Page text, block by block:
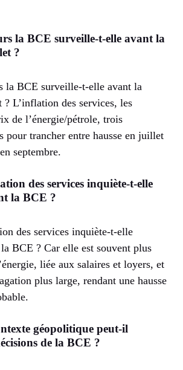
la BCE surveille-t-elle avant la
?
la BCE surveille-t-elle avant la
L’inflation des services, les
de l’énergie/pétrole, trois
pour trancher entre hausse en juillet
septembre.
des services inquiète-t-elle
la BCE ?
des services inquiète-t-elle
BCE ? Car elle est souvent plus
liée aux salaires et loyers, et
plus large, rendant une hausse
géopolitique peut-il
de la BCE ?